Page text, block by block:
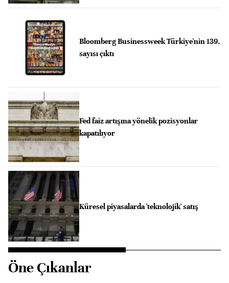
Bloomberg Businessweek Türkiye'nin 139.
sayısı çıktı
Fed faiz artışına yönelik pozisyonlar
kapatılıyor
Küresel piyasalarda 'teknolojik' satış
Öne Çıkanlar